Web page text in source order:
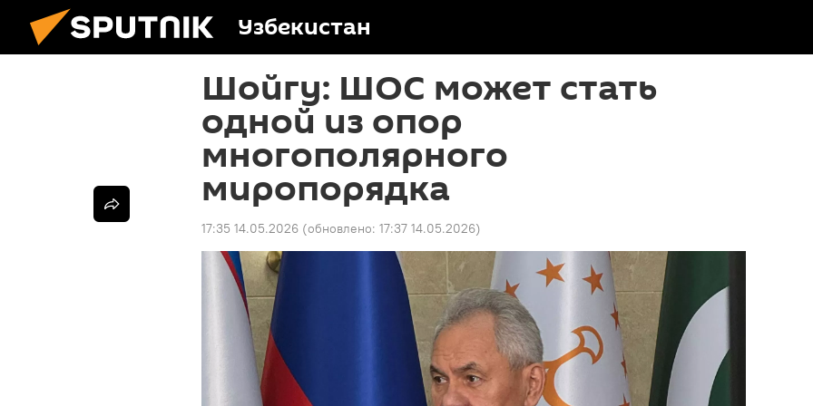
Узбекистан
Шойгу: ШОС может стать
одной из опор
многополярного
миропорядка
17:35 14.05.2026 (обновлено: 17:37 14.05.2026)